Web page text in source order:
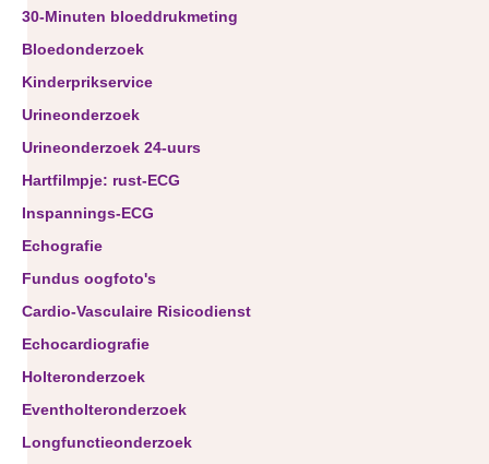
30-Minuten bloeddrukmeting
Bloedonderzoek
Kinderprikservice
Urineonderzoek
Urineonderzoek 24-uurs
Hartfilmpje: rust-ECG
Inspannings-ECG
Echografie
Fundus oogfoto's
Cardio-Vasculaire Risicodienst
Echocardiografie
Holteronderzoek
Eventholteronderzoek
Longfunctieonderzoek